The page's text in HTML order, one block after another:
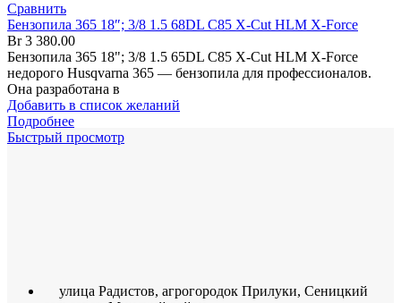
Сравнить
Бензопила 365 18″; 3/8 1.5 68DL C85 X-Cut HLM X-Force
Br3 380.00
Бензопила 365 18"; 3/8 1.5 65DL C85 X-Cut HLM X-Force
недорого Husqvarna 365 — бензопила для профессионалов.
Она разработана в
Добавить в список желаний
Подробнее
Быстрый просмотр
улица Радистов, агрогородок Прилуки, Сеницкий